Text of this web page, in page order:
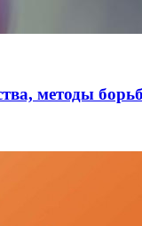
методы